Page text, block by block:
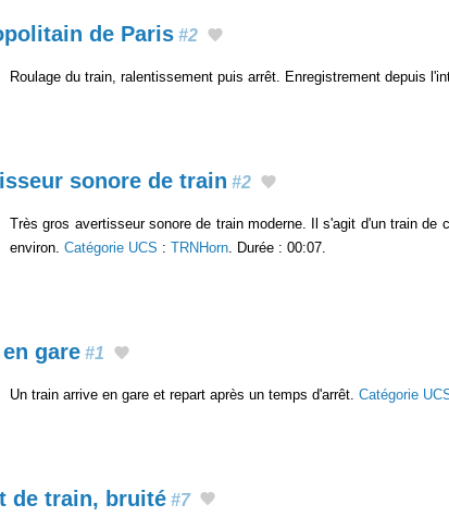
de Paris #2
Roulage du train, ralentissement puis arrêt. Enregistrement depuis
sonore de train #2
Très gros avertisseur sonore de train moderne. Il s'agit d'un train
environ. Catégorie UCS : TRNHorn . Durée : 00:07.
gare #1
Un train arrive en gare et repart après un temps d'arrêt. Catégorie
de train, bruité #7